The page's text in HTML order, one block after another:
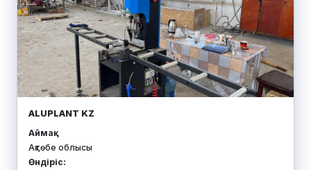
ALUPLANT KZ
Аймақ:
Ақтөбе облысы
Өндіріс: